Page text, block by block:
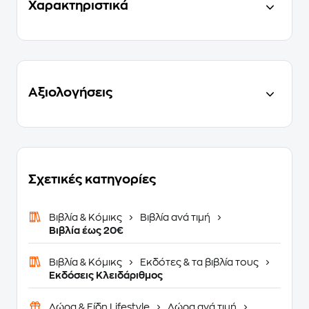
Χαρακτηριστικά
Αξιολογήσεις
Σχετικές κατηγορίες
Βιβλία & Κόμικς
Βιβλία ανά τιμή
Βιβλία έως 20€
Βιβλία & Κόμικς
Εκδότες & τα βιβλία τους
Εκδόσεις Κλειδάριθμος
Δώρα & Είδη Lifestyle
Δώρα ανά τιμή